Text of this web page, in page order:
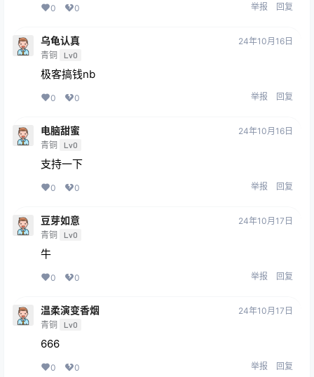
0 0 举报 回复
乌龟认真
青铜 Lv0
24年10月16日
极客搞钱nb
0 0 举报 回复
电脑甜蜜
青铜 Lv0
24年10月16日
支持一下
0 0 举报 回复
豆芽如意
青铜 Lv0
24年10月17日
牛
0 0 举报 回复
温柔演变香烟
青铜 Lv0
24年10月17日
666
0 0 举报 回复